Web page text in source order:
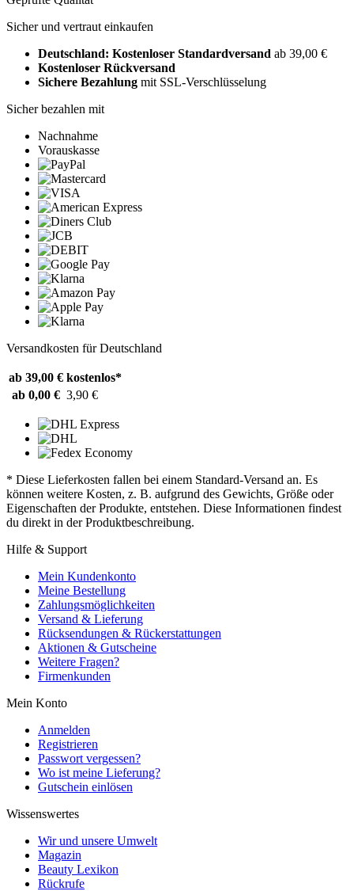
Sicher und vertraut einkaufen
Deutschland: Kostenloser Standardversand ab 39,00 €
Kostenloser Rückversand
Sichere Bezahlung mit SSL-Verschlüsselung
Sicher bezahlen mit
Nachnahme
Vorauskasse
Versandkosten für Deutschland
ab 39,00 € kostenlos*
ab 0,00 € 3,90 €
* Diese Lieferkosten fallen bei einem Standard-Versand an. Es
können weitere Kosten, z. B. aufgrund des Gewichts, Größe oder
Eigenschaften der Produkte, entstehen. Diese Informationen findest
du direkt in der Produktbeschreibung.
Hilfe & Support
Mein Kundenkonto
Meine Bestellung
Zahlungsmöglichkeiten
Versand & Lieferung
Rücksendungen & Rückerstattungen
Aktionen & Gutscheine
Weitere Fragen?
Firmenkunden
Mein Konto
Anmelden
Registrieren
Passwort vergessen?
Wo ist meine Lieferung?
Gutschein einlösen
Wissenswertes
Wir und unsere Umwelt
Magazin
Beauty Lexikon
Rückrufe